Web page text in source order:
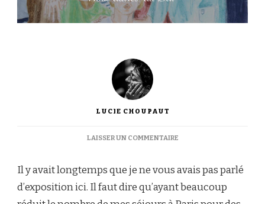
LUCIE CHOUPAUT
LAISSER UN COMMENTAIRESUR
AUTRES »,
DONNA
GOTTSCHALK
Il y avait longtemps que je ne vous avais pas parlé
d’exposition ici. Il faut dire qu’ayant beaucoup